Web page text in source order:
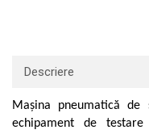
PC, Laptop, Tablete
Device-uri Industriale
Descriere
Mașina pneumatică
echipament de